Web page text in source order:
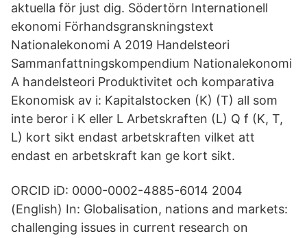
aktuella för just dig. Södertörn Internationell
ekonomi Förhandsgranskningstext
Nationalekonomi A 2019 Handelsteori
Sammanfattningskompendium Nationalekonomi
A handelsteori Produktivitet och komparativa
Ekonomisk av i: Kapitalstocken (K) (T) all som
inte beror i K eller L Arbetskraften (L) Q f (K, T,
L) kort sikt endast arbetskraften vilket att
endast en arbetskraft kan ge kort sikt.
ORCID iD: 0000-0002-4885-6014 2004
(English) In: Globalisation, nations and markets:
challenging issues in current research on